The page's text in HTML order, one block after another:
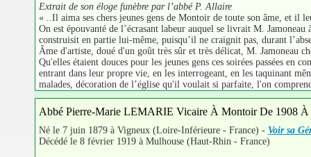
Extrait de son éloge funèbre par l’abbé P. Allaire
« ..Il aima ses chers jeunes gens de Montoir de toute son âme, et il
On est épouvanté de l’écrasant labeur auquel se livrait M.
construisit en partie lui-même, puisqu’il ne craignit pas, durant
Âme d'artiste, doué d'un goût très sûr et très délicat, M. Jamoneau
Qu'elles étaient douces pour les jeunes gens ces soirées passées en
entrant dans leur propre vie, en les interrogeant, en les taquinant
malades, décoration de l’église qu'il voulait si parfaite, l'on
Abbé Pierre-Marie LEMARIE Vicaire À Montoir De 1908 À
Né le 7 juin 1879 à Vigneux (Loire-Inférieure - France) - Voir sa
Décédé le 8 février 1919 à Mulhouse (Haut-Rhin - France)